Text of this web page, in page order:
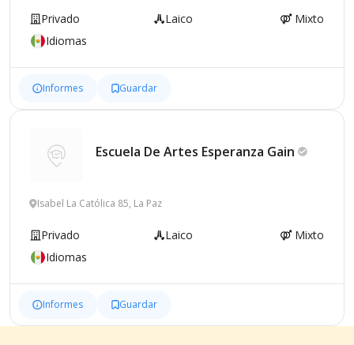
Privado Laico
Mixto
Idiomas
Informes Guardar
Escuela De Artes Esperanza Gain
Isabel La Católica 85, La Paz
Privado Laico
Mixto
Idiomas
Informes Guardar